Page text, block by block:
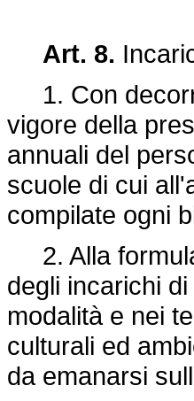
Art. 8.
1. Con
vigore della
annuali del
scuole di cui
compilate ogni
2. Alla
degli incarichi
modalità e nei
culturali ed
da emanarsi